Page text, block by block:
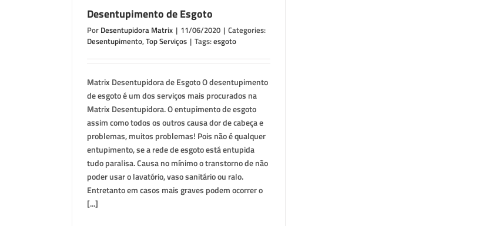
Desentupimento de Esgoto
Por Desentupidora Matrix | 11/06/2020 | Categories:
Desentupimento,Top Serviços | Tags:esgoto
Matrix Desentupidora de Esgoto O desentupimento
de esgoto é um dos serviços mais procurados na
Matrix Desentupidora. O entupimento de esgoto
assim como todos os outros causa dor de cabeça e
problemas, muitos problemas! Pois não é qualquer
entupimento, se a rede de esgoto está entupida
tudo paralisa. Causa no mínimo o transtorno de não
poder usar o lavatório, vaso sanitário ou ralo.
Entretanto em casos mais graves podem ocorrer o
[...]